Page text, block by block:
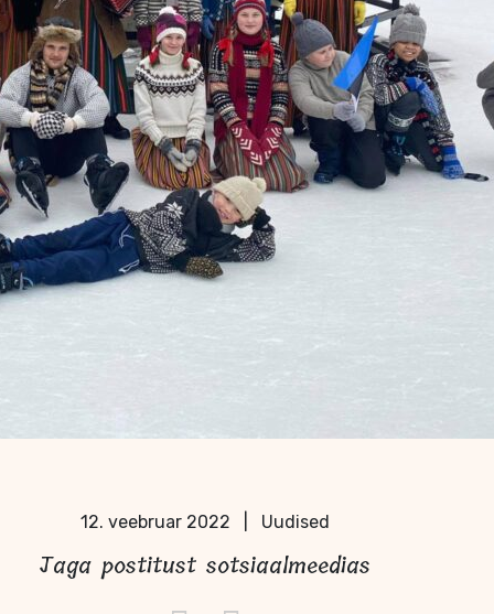
12. veebruar 2022 Uudised
Jaga postitust sotsiaalmeedias